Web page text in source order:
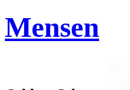
Mensen